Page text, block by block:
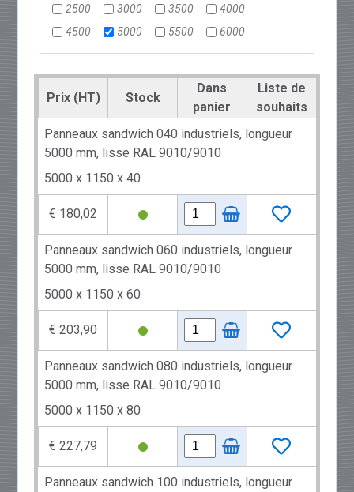
2500 3000 3500
4000
4500
5000 5500 6000
Prix (HT) Stock
Dans
panier
Liste de
souhaits
Panneaux sandwich 040 industriels, longueur
5000 mm, lisse RAL 9010/9010
5000 x 1150 x 40
€ 180,02
Panneaux sandwich 060 industriels, longueur
5000 mm, lisse RAL 9010/9010
5000 x 1150 x 60
€ 203,90
Panneaux sandwich 080 industriels, longueur
5000 mm, lisse RAL 9010/9010
5000 x 1150 x 80
€ 227,79
Panneaux sandwich 100 industriels, longueur